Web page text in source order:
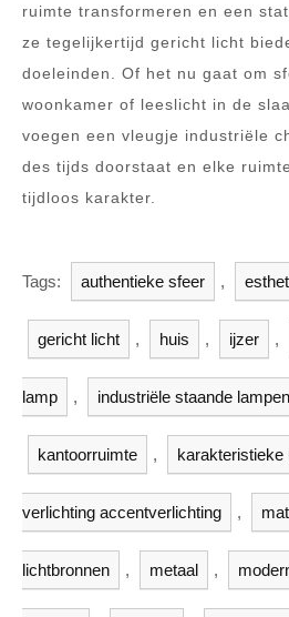
ruimte transformeren en een
ze tegelijkertijd gericht licht
doeleinden. Of het nu gaat om
woonkamer of leeslicht in de
voegen een vleugje industriële
des tijds doorstaat en elke
tijdloos karakter.
Tags: authentieke sfeer ,
gericht licht , huis , ijzer ,
lamp , industriële staande lampen
kantoorruimte , karakteristieke
verlichting accentverlichting ,
lichtbronnen , metaal ,